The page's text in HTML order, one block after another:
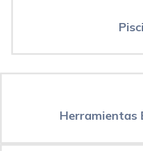
Herramientas